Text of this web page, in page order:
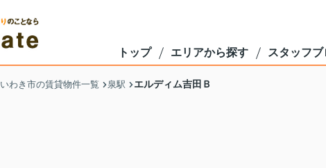
トップ エリアから探す スタッフブ
いわき市の賃貸物件一覧 泉駅 エルディム吉田Ｂ